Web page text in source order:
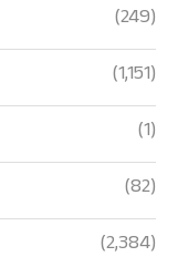
(249)
(1,151)
(1)
(82)
(2,384)